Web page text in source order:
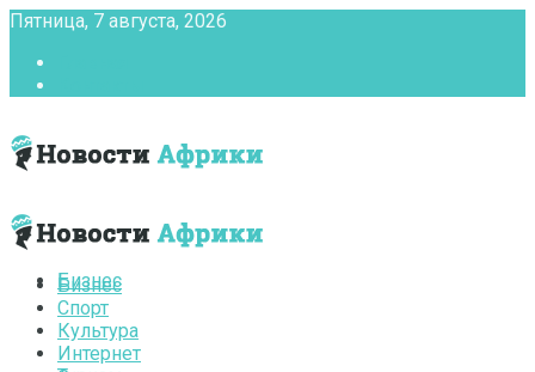
Пятница, 7 августа, 2026
Бизнес
Бизнес
Спорт
Культура
Интернет